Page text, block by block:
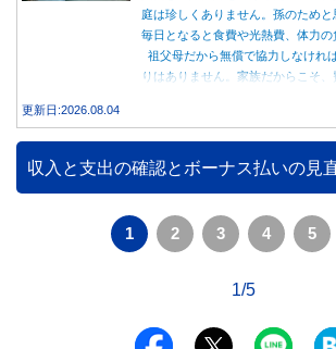
庭は珍しくありません。孫のためと
毎日となると食費や光熱費、体力の
祖父母だから無償で協力しなけれ
りはありません。家族だからこそ、
更新日:2026.08.04
収入と支出の確認とボーナス払いの見
1 2 3 4 5
1/5